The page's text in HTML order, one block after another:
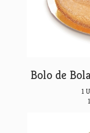
Bolo de
1